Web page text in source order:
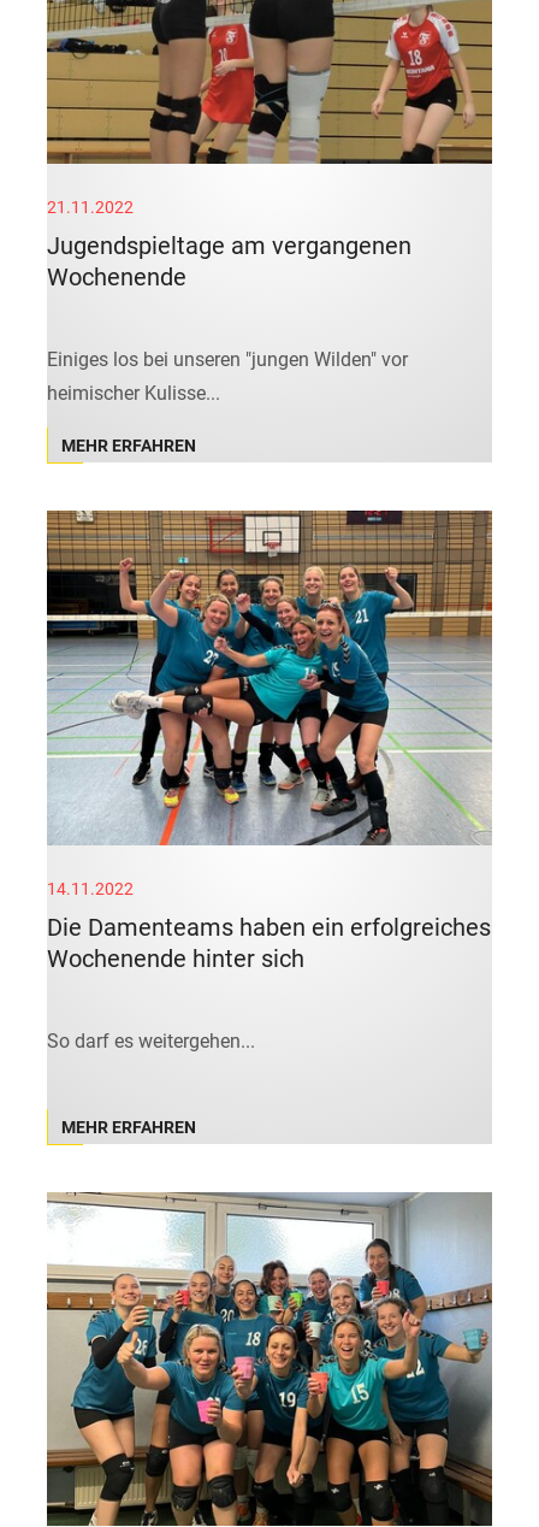
21.11.2022
Jugendspieltage am vergangenen
Wochenende
Einiges los bei unseren "jungen Wilden" vor
heimischer Kulisse...
MEHR ERFAHREN
14.11.2022
Die Damenteams haben ein erfolgreiches
Wochenende hinter sich
So darf es weitergehen...
MEHR ERFAHREN